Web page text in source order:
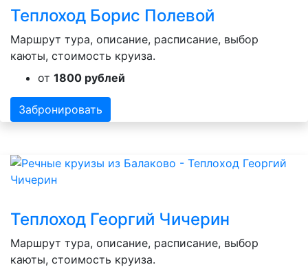
Теплоход Борис Полевой
Маршрут тура, описание, расписание, выбор
каюты, стоимость круиза.
от 1800 рублей
Забронировать
Теплоход Георгий Чичерин
Маршрут тура, описание, расписание, выбор
каюты, стоимость круиза.